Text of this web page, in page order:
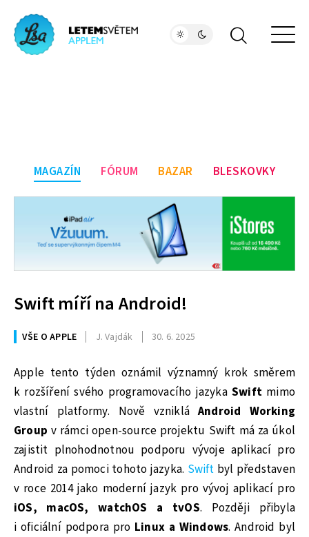
MAGAZÍN FÓRUM BAZAR BLESKOVKY
Swift míří na Android!
VŠE O APPLE J. Vajdák 30. 6. 2025
Apple tento týden oznámil významný krok směrem
k rozšíření svého programovacího jazyka Swift mimo
vlastní platformy. Nově vznikláAndroid Working
Group v rámci open-source projektu Swift má za úkol
zajistit plnohodnotnou podporu vývoje aplikací pro
Android za pomoci tohoto jazyka. Swift byl představen
v roce 2014 jako moderní jazyk pro vývoj aplikací pro
iOS, macOS, watchOS a tvOS. Později přibyla
i oficiální podpora pro Linux a Windows. Android byl